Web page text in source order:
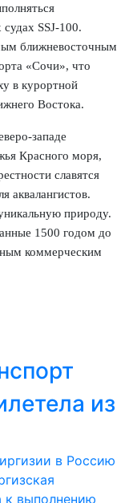
SSJ-100.
ближневосточным
«Сочи», что
в курортной
Востока.
западе
Красного моря,
славятся
аквалангистов.
природу.
1500 годом до
коммерческим
из
к выполнению